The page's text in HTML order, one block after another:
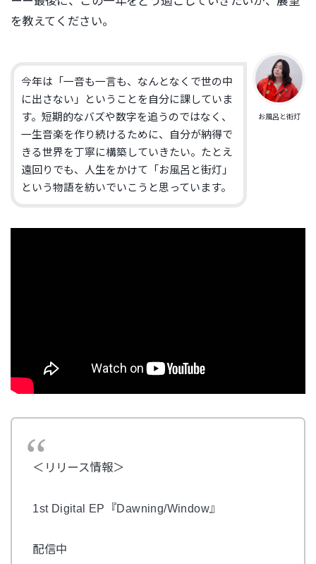
を教えてください。
お風呂と街灯
今年は「一音も一言も、なんとなくで世の中
に出さない」ということを自分に課していま
す。短期的なバズや数字を追うのではなく、
一生音楽を作り続けるために、自分が納得で
きる世界を丁寧に構築していきたい。たとえ
遠回りでも、人生をかけて「お風呂と街灯」
という物語を紡いでいこうと思っています。
＜リリース情報＞
1st Digital EP『Dawning/Window』
配信中